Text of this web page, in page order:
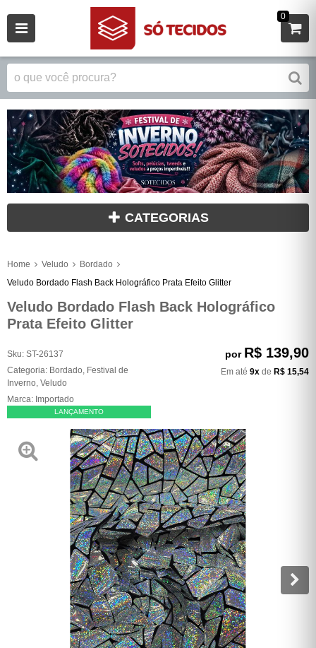
0
CATEGORIAS
Home Veludo
Bordado
Veludo Bordado Flash Back Holográfico Prata Efeito Glitter
Veludo Bordado Flash Back Holográfico
Prata Efeito Glitter
Sku: ST-26137
Categoria: Bordado Festival de
Inverno Veludo
Marca: Importado
LANÇAMENTO
por R$ 139,90
Em até 9x de R$ 15,54